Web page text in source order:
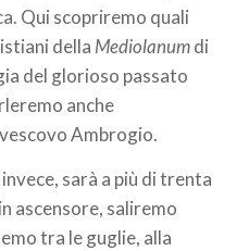
Qui scopriremo quali
della Mediolanumdi
del glorioso passato
anche
Ambrogio.
sarà a più di trenta
ascensore, saliremo
tra le guglie, alla